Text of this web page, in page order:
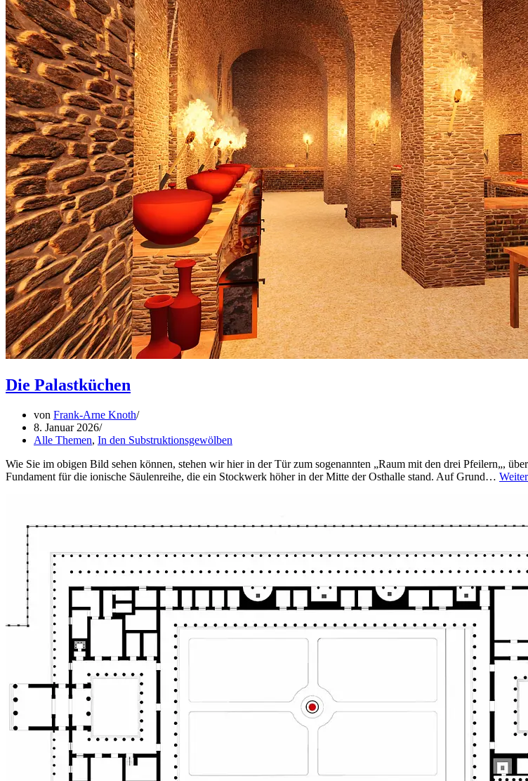
Die Palastküchen
von Frank-Arne Knoth
8. Januar 2026
Alle Themen, In den Substruktionsgewölben
Wie Sie im obigen Bild sehen können, stehen wir hier in der Tür zum sogenannten „Raum mit den drei Pfeilern„,
Fundament für die ionische Säulenreihe, die ein Stockwerk höher in der Mitte der Osthalle stand. Auf Grund…